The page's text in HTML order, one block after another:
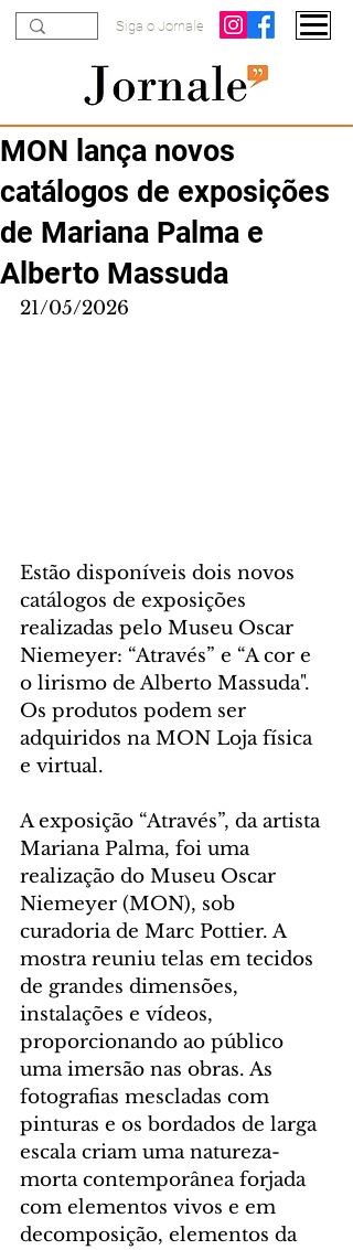
Siga o Jornale
MON lança novos
catálogos de exposições
de Mariana Palma e
Alberto Massuda
21/05/2026
Estão disponíveis dois novos
catálogos de exposições
realizadas pelo Museu Oscar
Niemeyer: “Através” e “A cor e
o lirismo de Alberto Massuda".
Os produtos podem ser
adquiridos na MON Loja física
e virtual.
A exposição “Através”, da artista
Mariana Palma, foi uma
realização do Museu Oscar
Niemeyer (MON), sob
curadoria de Marc Pottier. A
mostra reuniu telas em tecidos
de grandes dimensões,
instalações e vídeos,
proporcionando ao público
uma imersão nas obras. As
fotografias mescladas com
pinturas e os bordados de larga
escala criam uma natureza-
morta contemporânea forjada
com elementos vivos e em
decomposição, elementos da